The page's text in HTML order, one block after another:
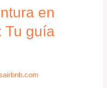
en
Tu guía